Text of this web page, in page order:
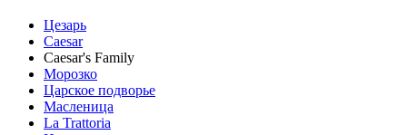
Цезарь
Caesar
Caesar's Family
Морозко
Царское подворье
Масленица
La Trattoria